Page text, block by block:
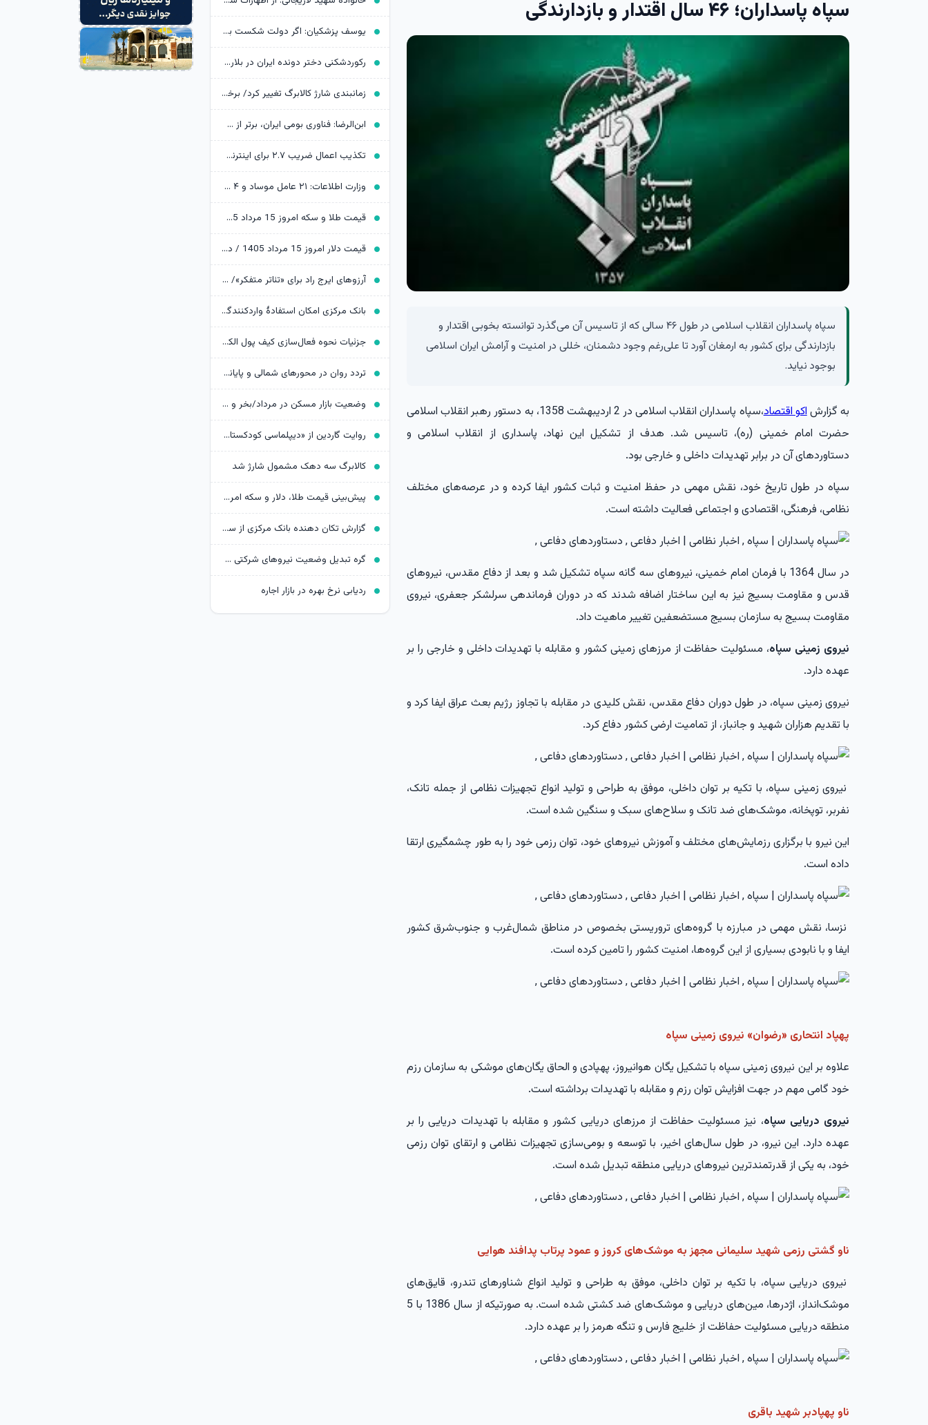
سپاه پاسداران؛ ۴۶ سال اقتدار و بازدارندگی
سپاه پاسداران انقلاب اسلامی در طول ۴۶ سالی که از تاسیس آن می‌گذرد توانسته بخوبی اقتدار و
بازدارندگی برای کشور به ارمغان آورد تا علی‌رغم وجود دشمنان، خللی در امنیت و آرامش ایران اسلامی
بوجود نیاید.
به گزارشاکو اقتصاد
،سپاه پاسداران انقلاب اسلامی در 2 اردیبهشت 1358، به دستور رهبر انقلاب اسلامی
حضرت امام خمینی (ره)، تاسیس شد. هدف از تشکیل این نهاد، پاسداری از انقلاب اسلامی و
دستاوردهای آن در برابر تهدیدات داخلی و خارجی بود.
سپاه در طول تاریخ خود، نقش مهمی در حفظ امنیت و ثبات کشور ایفا کرده و در عرصه‌های مختلف
نظامی، فرهنگی، اقتصادی و اجتماعی فعالیت داشته است.
در سال 1364 با فرمان امام خمینی، نیروهای سه گانه سپاه تشکیل شد و بعد از دفاع مقدس، نیروهای
قدس و مقاومت بسیج نیز به این ساختار اضافه شدند که در دوران فرماندهی سرلشکر جعفری، نیروی
مقاومت بسیج به سازمان بسیج مستضعفین تغییر ماهیت داد.
نیروی زمینی سپاه، مسئولیت حفاظت از مرزهای زمینی کشور و مقابله با تهدیدات داخلی و خارجی را بر
عهده دارد.
نیروی زمینی سپاه، در طول دوران دفاع مقدس، نقش کلیدی در مقابله با تجاوز رژیم بعث عراق ایفا کرد و
با تقدیم هزاران شهید و جانباز، از تمامیت ارضی کشور دفاع کرد.
نیروی زمینی سپاه، با تکیه بر توان داخلی، موفق به طراحی و تولید انواع تجهیزات نظامی از جمله تانک،
نفربر، توپخانه، موشک‌های ضد تانک و سلاح‌های سبک و سنگین شده است.
این نیرو با برگزاری رزمایش‌های مختلف و آموزش نیروهای خود، توان رزمی خود را به طور چشمگیری ارتقا
داده است.
نزسا، نقش مهمی در مبارزه با گروه‌های تروریستی بخصوص در مناطق شمال‌غرب و جنوب‌شرق کشور
ایفا و با نابودی بسیاری از این گروه‌ها، امنیت کشور را تامین کرده است.
پهپاد انتحاری «رضوان» نیروی زمینی سپاه
علاوه بر این نیروی زمینی سپاه با تشکیل یگان هوانیروز، پهپادی و الحاق یگان‌های موشکی به سازمان رزم
خود گامی مهم در جهت افزایش توان رزم و مقابله با تهدیدات برداشته است.
نیروی دریایی سپاه، نیز مسئولیت حفاظت از مرزهای دریایی کشور و مقابله با تهدیدات دریایی را بر
عهده دارد. این نیرو، در طول سال‌های اخیر، با توسعه و بومی‌سازی تجهیزات نظامی و ارتقای توان رزمی
خود، به یکی از قدرتمندترین نیروهای دریایی منطقه تبدیل شده است.
ناو گشتی رزمی شهید سلیمانی مجهز به موشک‌های کروز و عمود پرتاب پدافند هوایی
نیروی دریایی سپاه، با تکیه بر توان داخلی، موفق به طراحی و تولید انواع شناورهای تندرو، قایق‌های
موشک‌انداز، اژدرها، مین‌های دریایی و موشک‌های ضد کشتی شده است. به صورتیکه از سال 1386 با 5
منطقه دریایی مسئولیت حفاظت از خلیج فارس و تنگه هرمز را بر عهده دارد.
ناو پهپادبر شهید باقری
یوسف پزشکیان: اگر دولت شکست بخورد، ایران شکست می‌خورد
رکوردشکنی دختر دونده ایران در بلاروس
زمانبندی شارژ کالابرگ تغییر کرد/ برخی خانوارها اعتبار را ماه بعد دریافت می‌کنند
ابن‌الرضا: فناوری بومی ایران، برتر از هر سامانه وارداتی در منطقه است
تکذیب اعمال ضریب ۲.۷ برای اینترنت بین‌الملل از سوی سازمان تنظیم مقررات
وزارت اطلاعات: ۲۱ عامل موساد و ۴ عضو باندهای مسلح بازداشت شدند
قیمت طلا و سکه امروز 15 مرداد 1405/ فرمان بازار طلا به دست اونس جهانی افتاد
قیمت دلار امروز 15 مرداد 1405 / دلار ۴ هزار تومان ریخت
آرزوهای ایرج راد برای «تئاتر متفکر»/ «آبجی‌ها و آقاجان» روی صحنه می‌رود
بانک مرکزی امکان استفادۀ واردکنندگان دارو از اوراق گام را تا پایان امسال تمدید کرد
جزئیات نحوه فعال‌سازی کیف پول الکترونیک
تردد روان در محورهای شمالی و پایانه‌های مرزی اربعین
وضعیت بازار مسکن در مرداد/بخر و بفروش‌ها دست از کار کشیدند
روایت گاردین از «دیپلماسی کودکستانی» ترامپ در برابر ایران
کالابرگ سه دهک مشمول شارژ شد
پیش‌بینی قیمت طلا، دلار و سکه امروز 15 مرداد 1405/ بازار منتظر مذاکرات تنگه هرمز
گزارش تکان‌ دهنده بانک مرکزی از سفره ایرانی‌ها؛ تورم چگونه فقرا را فقیرتر کرد؟
گره تبدیل وضعیت نیروهای شرکتی / قانون مانع است یا پیمانکاران؟
ردیابی نرخ بهره در بازار اجاره